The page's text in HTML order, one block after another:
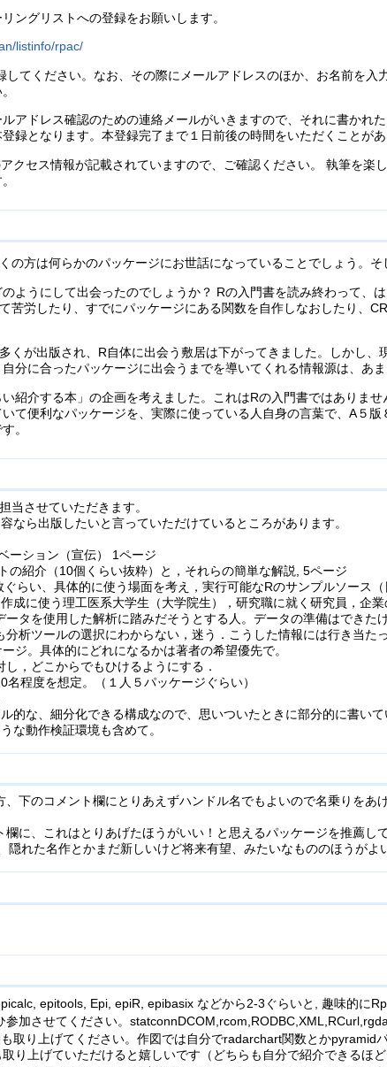
ングリストへの登録をお願いします。
listinfo/rpac/
てください。なお、その際にメールアドレスのほか、お名前を
アドレス確認のための連絡メールがいきますので、それに書かれ
録となります。本登録完了まで１日前後の時間をいただくことがあ
クセス情報が記載されていますので、ご確認ください。 執筆を
の方は何らかのパッケージにお世話になっていることでしょう。
ようにして出会ったのでしょうか？ Rの入門書を読み終わって、
苦労したり、すでにパッケージにある関数を自作しなおしたり、
くが出版され、R自体に出会う敷居は下がってきました。しかし
分に合ったパッケージに出会うまでを導いてくれる情報源は、あま
紹介する本」の企画を考えました。これはRの入門書ではありま
て便利なパッケージを、実際に使っている人自身の言葉で、A５
。
当させていただきます。
なら出版したいと言っていただけているところがあります。
ーション（宣伝） 1ページ
の紹介（10個くらい抜粋）と，それらの簡単な解説, 5ページ
ぐらい、具体的に使う場面を考え，実行可能なRのサンプルソース
成に使う理工医系大学生（大学院生），研究職に就く研究員，企
タを使用した解析に踏みだそうとする人。データの準備はでき
析ツールの選択にわからない，迷う．こうした情報には行き当た
ジ。具体的にどれになるかは著者の希望優先で。
，どこからでもひけるようにする．
程度を想定。（１人５パッケージぐらい）
的な、細分化できる構成なので、思いついたときに部分的に書い
な動作検証環境も含めて。
下のコメント欄にとりあえずハンドル名でもよいので名乗りをあ
に、これはとりあげたほうがいい！と思えるパッケージを推薦
隠れた名作とかまだ新しいけど将来有望、みたいなもののほうがよ
epitools, Epi, epiR, epibasix などから2-3ぐらいと, 趣味的に
参加させてください。
取り上げてください。作図では自分でradarchart関数とか
り上げていただけると嬉しいです（どちらも自分で紹介できるほ